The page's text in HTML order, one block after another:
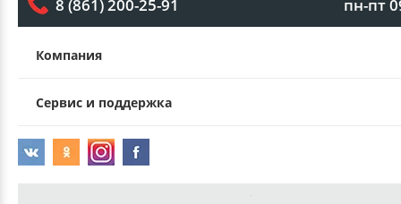
8 (861) 200-25-91 пн-пт
Компания
Сервис и поддержка